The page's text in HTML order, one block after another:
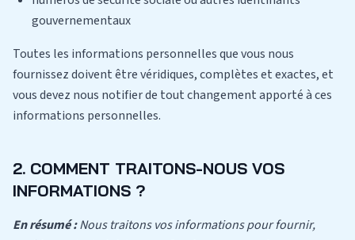
gouvernementaux
Toutes les informations personnelles que vous nous
fournissez doivent être véridiques, complètes et exactes, et
vous devez nous notifier de tout changement apporté à ces
informations personnelles.
2. COMMENT TRAITONS-NOUS VOS
INFORMATIONS ?
En résumé :Nous traitons vos informations pour fournir,